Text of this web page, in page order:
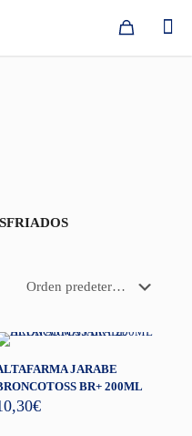
JARABE
BR+ 200ML
€